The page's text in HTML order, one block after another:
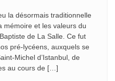
la désormais traditionnelle
mémoire et les valeurs du
de La Salle. Ce fut
pré-lycéens, auxquels se
Michel d’Istanbul, de
au cours de […]